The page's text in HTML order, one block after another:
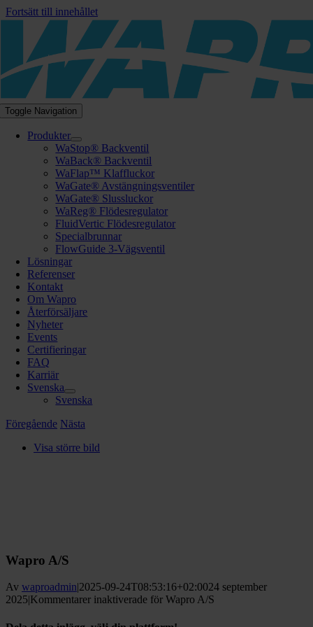
Fortsätt till innehållet
Toggle Navigation
Produkter
WaStop® Backventil
WaBack® Backventil
WaFlap™ Klaffluckor
WaGate® Avstängningsventiler
WaGate® Slussluckor
WaReg® Flödesregulator
FluidVertic Flödesregulator
Specialbrunnar
FlowGuide 3-Vägsventil
Lösningar
Referenser
Kontakt
Om Wapro
Återförsäljare
Nyheter
Events
Certifieringar
FAQ
Karriär
Svenska
Svenska
Föregående Nästa
Visa större bild
Wapro A/S
Av waproadmin|2025-09-24T08:53:16+02:0024 september
2025|Kommentarer inaktiverade för Wapro A/S